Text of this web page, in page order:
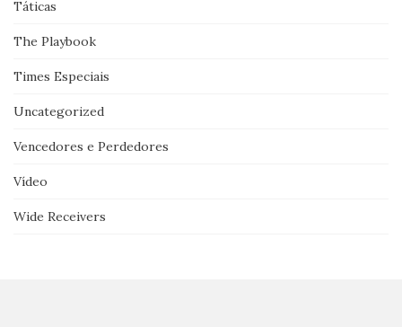
Táticas
The Playbook
Times Especiais
Uncategorized
Vencedores e Perdedores
Vídeo
Wide Receivers